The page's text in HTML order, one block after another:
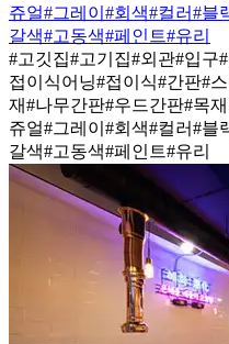
쥬얼#그레이 #회색#컬러#블
갈색#고동색#페인트#유리
#고깃집#고기집#외관#입구
접이식어닝#접이식#간판#스
재#나무간판#우드간판#목
쥬얼#그레이 #회색#컬러#블
갈색#고동색#페인트#유리